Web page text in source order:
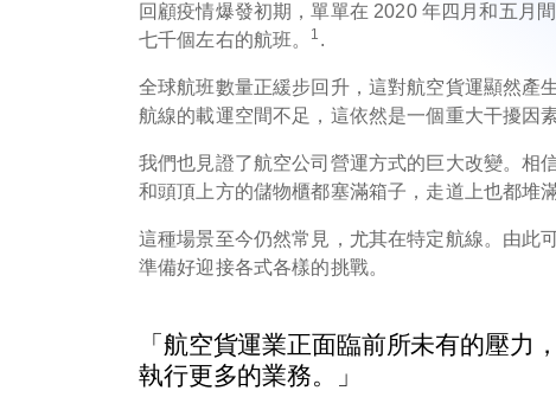
回顧疫情爆發初期，單單在 2020 年四月和五月
七千個左右的航班。
1 .
全球航班數量正緩步回升，這對航空貨運顯然產
航線的載運空間不足，這依然是一個重大干擾因素
我們也見證了航空公司營運方式的巨大改變。相
和頭頂上方的儲物櫃都塞滿箱子，走道上也都堆
這種場景至今仍然常見，尤其在特定航線。由此
準備好迎接各式各樣的挑戰。
「航空貨運業正面臨前所未有的壓力
執行更多的業務。」